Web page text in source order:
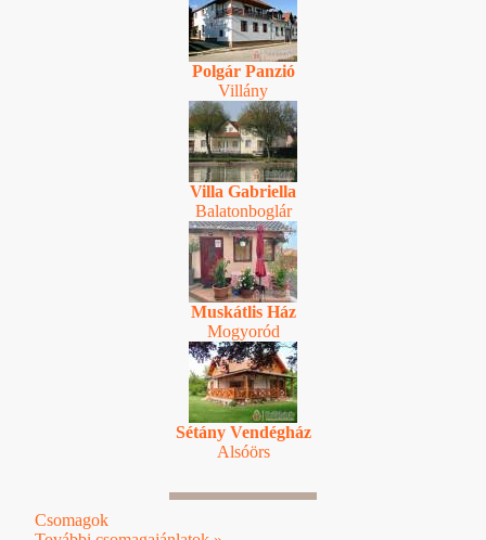
Polgár Panzió
Villány
Villa Gabriella
Balatonboglár
Muskátlis Ház
Mogyoród
Sétány Vendégház
Alsóörs
Csomagok